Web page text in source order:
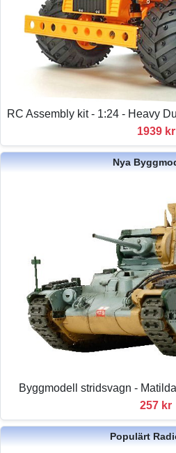
RC Assembly kit - 1:24 - Heavy
1939 kr
Nya
Byggmodell stridsvagn -
257 kr
Populärt